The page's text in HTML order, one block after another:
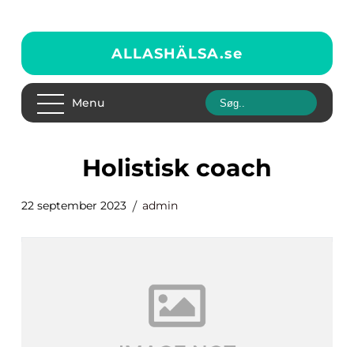
ALLASHÄLSA.se
Menu
holistisk coach
22 september 2023 admin